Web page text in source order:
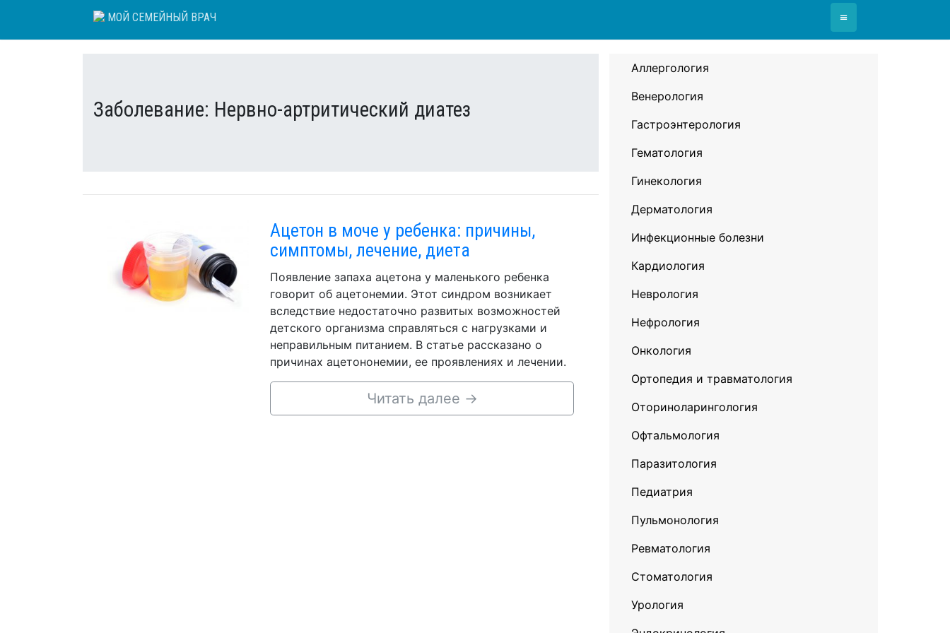
content
МОЙ СЕМЕЙНЫЙ ВРАЧ ≡
Заболевание: Нервно-артритический диатез
Ацетон в моче у ребенка: причины,
симптомы, лечение, диета
Появление запаха ацетона у маленького ребенка
говорит об ацетонемии. Этот синдром возникает
вследствие недостаточно развитых возможностей
детского организма справляться с нагрузками и
неправильным питанием. В статье рассказано о
причинах ацетононемии, ее проявлениях и лечении.
Читать далее →
Аллергология
Венерология
Гастроэнтерология
Гематология
Гинекология
Дерматология
Инфекционные болезни
Кардиология
Неврология
Нефрология
Онкология
Ортопедия и травматология
Оториноларингология
Офтальмология
Паразитология
Педиатрия
Пульмонология
Ревматология
Стоматология
Урология